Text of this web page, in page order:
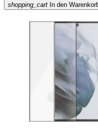
shopping_cart In den